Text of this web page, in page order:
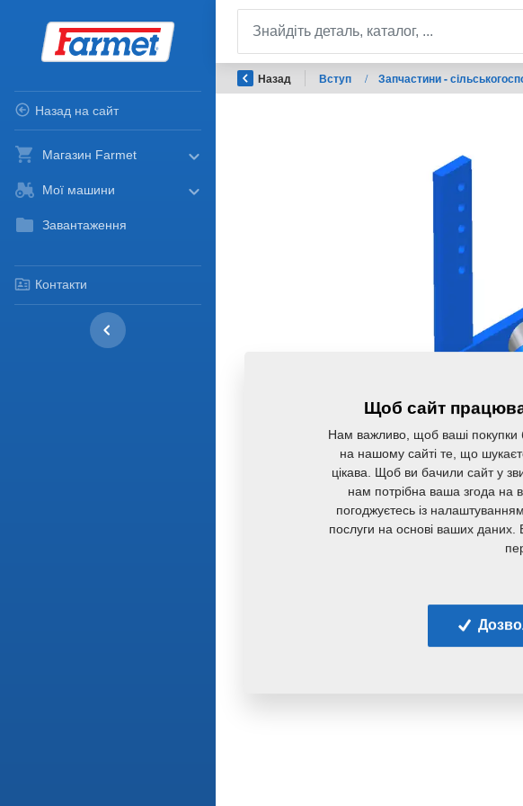
Назад на сайт
Магазин Farmet
Мої машини
Завантаження
Контакти
Назад Вступ / Запчастини -
Щоб сайт
Нам важливо, щоб ваші
на нашому сайті те, що
цікава. Щоб ви бачили сайт у
нам потрібна ваша згода на
погоджуєтесь із
послуги на основі ваших даних.